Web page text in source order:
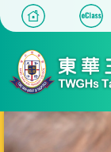
移至主內容